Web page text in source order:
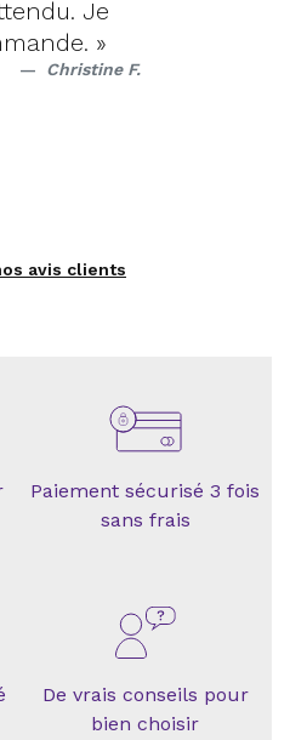
Je
»
Christine F.
avis clients
Paiement sécurisé 3 fois
sans frais
De vrais conseils pour
bien choisir